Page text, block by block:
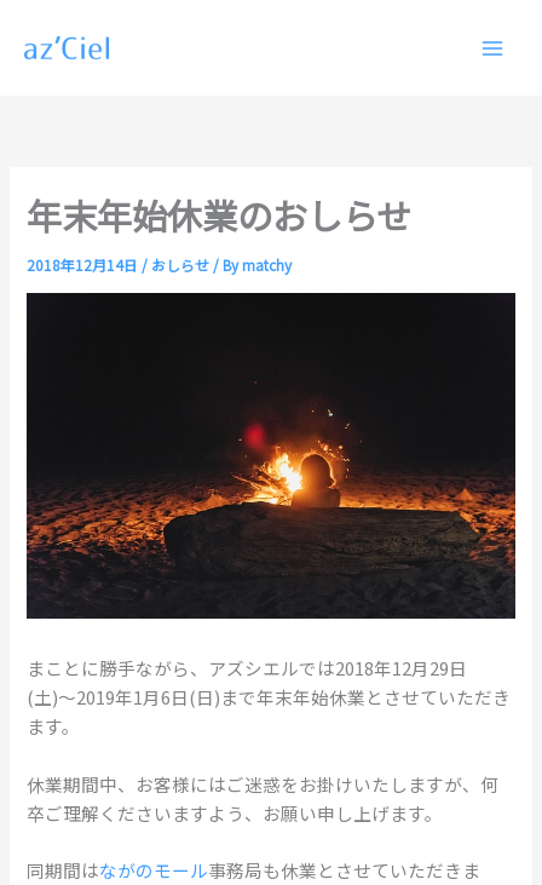
年末年始休業のおしらせ
2018年12月14日 / おしらせ / Bymatchy
まことに勝手ながら、アズシエルでは2018年12月29日
(土)〜2019年1月6日(日)まで年末年始休業とさせていただき
ます。
休業期間中、お客様にはご迷惑をお掛けいたしますが、何
卒ご理解くださいますよう、お願い申し上げます。
同期間はながのモール事務局も休業とさせていただきま